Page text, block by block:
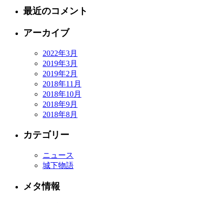
最近のコメント
アーカイブ
2022年3月
2019年3月
2019年2月
2018年11月
2018年10月
2018年9月
2018年8月
カテゴリー
ニュース
城下物語
メタ情報